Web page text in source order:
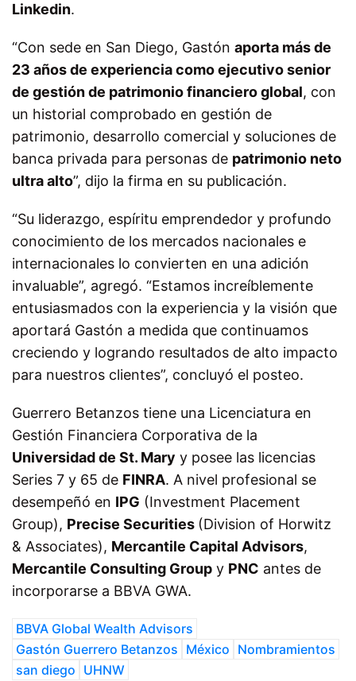
Linkedin.
“Con sede en San Diego, Gastón aporta más de
23 años de experiencia como ejecutivo senior
de gestión de patrimonio financiero global, con
un historial comprobado en gestión de
patrimonio, desarrollo comercial y soluciones de
banca privada para personas de patrimonio neto
ultra alto”, dijo la firma en su publicación.
“Su liderazgo, espíritu emprendedor y profundo
conocimiento de los mercados nacionales e
internacionales lo convierten en una adición
invaluable”, agregó. “Estamos increíblemente
entusiasmados con la experiencia y la visión que
aportará Gastón a medida que continuamos
creciendo y logrando resultados de alto impacto
para nuestros clientes”, concluyó el posteo.
Guerrero Betanzos tiene una Licenciatura en
Gestión Financiera Corporativa de la
Universidad de St. Mary y posee las licencias
Series 7 y 65 de FINRA. A nivel profesional se
desempeñó en IPG (Investment Placement
Group), Precise Securities (Division of Horwitz
& Associates), Mercantile Capital Advisors,
Mercantile Consulting Group y PNC antes de
incorporarse a BBVA GWA.
BBVA Global Wealth Advisors
Gastón Guerrero Betanzos México Nombramientos
san diego UHNW